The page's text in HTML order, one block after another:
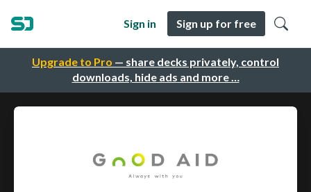
Upgrade to Pro — share decks privately, control
downloads, hide ads and more …
Sign in Sign up for free